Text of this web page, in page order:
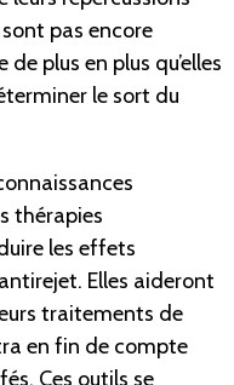
pas encore
plus en plus qu’elles
le sort du
thérapies
les effets
Elles aideront
traitements de
en fin de compte
Ces outils se